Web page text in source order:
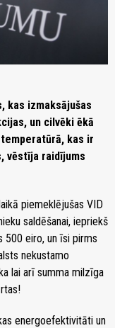
kas izmaksājušas
un cilvēki ēkā
kas ir
vēstīja raidījums
piemeklējušas VID
saldēšanai, iepriekš
500 eiro, un īsi pirms
nekustamo
lai arī summa milzīga
energoefektivitāti un